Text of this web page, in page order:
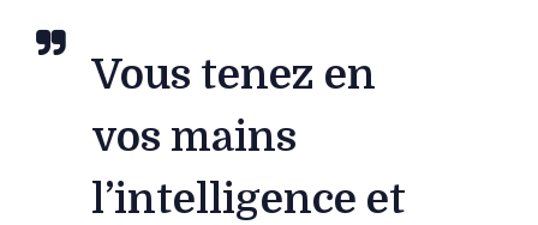
Vous tenez en
vos mains
l’intelligence et